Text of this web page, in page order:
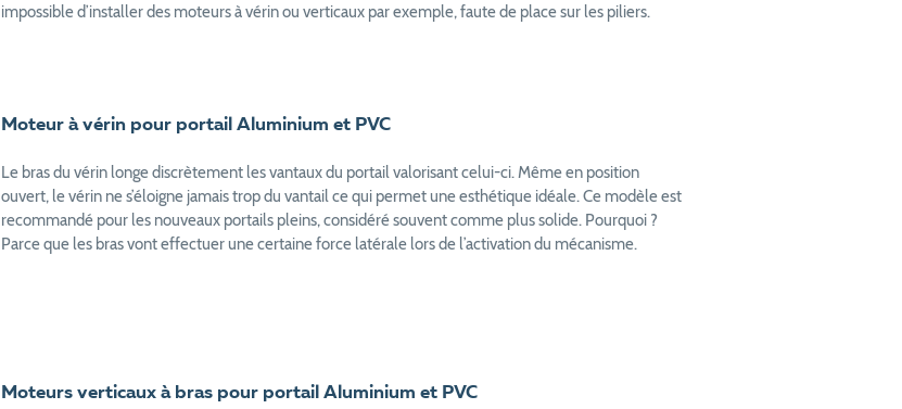
impossible d’installer des moteurs à vérin ou verticaux par exemple, faute de place sur les piliers.
Moteur à vérin pour portail Aluminium et PVC
Le bras du vérin longe discrètement les vantaux du portail valorisant celui-ci. Même en position
ouvert, le vérin ne s’éloigne jamais trop du vantail ce qui permet une esthétique idéale. Ce modèle est
recommandé pour les nouveaux portails pleins, considéré souvent comme plus solide. Pourquoi ?
Parce que les bras vont effectuer une certaine force latérale lors de l’activation du mécanisme.
Moteurs verticaux à bras pour portail Aluminium et PVC